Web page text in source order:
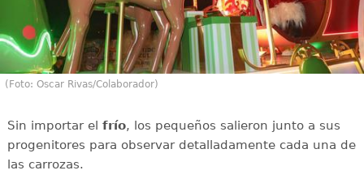
(Foto: Oscar Rivas/Colaborador)
Sin importar el frío, los pequeños salieron junto a sus
progenitores para observar detalladamente cada una de
las carrozas.